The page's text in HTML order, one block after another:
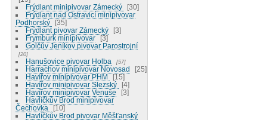
Frýdlant minipivovar Zámecký
30
Frýdlant nad Ostravicí minipivovar
Podhorský
35
Frýdlant pivovar Zámecký
3
Frymburk minipivovar
3
Golčův Jeníkov pivovar Parostrojní
20
Hanušovice pivovar Holba 57
Harrachov minipivovar Novosad
25
Havířov minipivovar PHM
15
Havířov minipivovar Slezský
4
Havířov minipivovar Venuše
3
Havlíčkův Brod minipivovar
Čechovka
10
Havlíčkův Brod pivovar Měšťanský